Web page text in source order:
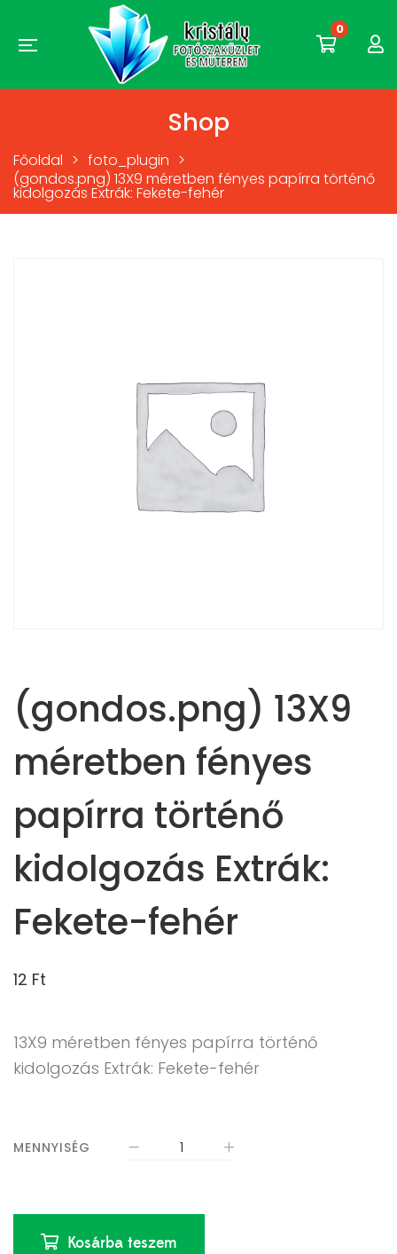
0
Shop
Főoldal > foto_plugin >
(gondos.png) 13X9 méretben fényes papírra történő
kidolgozás Extrák: Fekete-fehér
(gondos.png) 13X9
méretben fényes
papírra történő
kidolgozás Extrák:
Fekete-fehér
12 Ft
13X9 méretben fényes papírra történő
kidolgozás Extrák: Fekete-fehér
MENNYISÉG
Kosárba teszem